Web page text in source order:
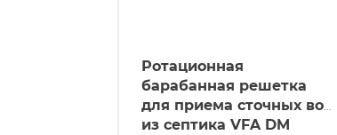
Ротационная
барабанная решетка
для приема сточных вод
из септика VFA DM